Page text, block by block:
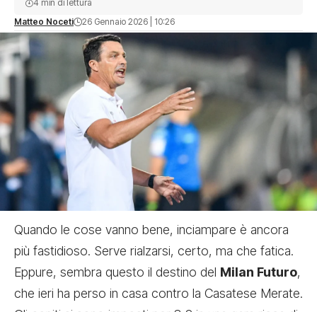
Matteo Noceti 26 Gennaio 2026 | 10:26
4 min di lettura
Quando le cose vanno bene, inciampare è ancora
più fastidioso. Serve rialzarsi, certo, ma che fatica.
Eppure, sembra questo il destino del Milan Futuro,
che ieri ha perso in casa contro la Casatese Merate.